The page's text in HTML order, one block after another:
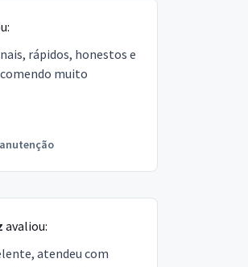
rápidos, honestos e
muito
avaliou:
atendeu com